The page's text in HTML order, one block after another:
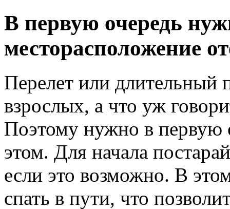
В первую очередь
месторасположение
Перелет или длительный
взрослых, а что уж
Поэтому нужно в первую
этом. Для начала
если это возможно. В
спать в пути, что